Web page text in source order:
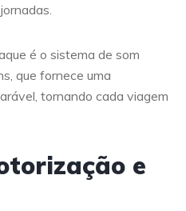
é o sistema de som
que fornece uma
tornando cada viagem
e